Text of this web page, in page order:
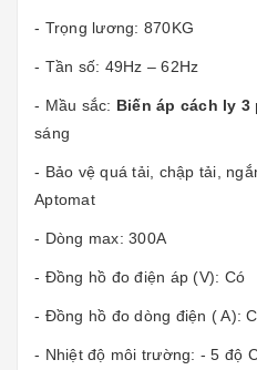
- Trọng lương: 870KG
- Tần số: 49Hz – 62Hz
- Mầu sắc: Biến áp cách ly 3
sáng
- Bảo vệ quá tải, chập tải,
Aptomat
- Dòng max: 300A
- Đồng hồ đo điện áp (V): Có
- Đồng hồ đo dòng điện ( A):
- Nhiệt độ môi trường: - 5 độ